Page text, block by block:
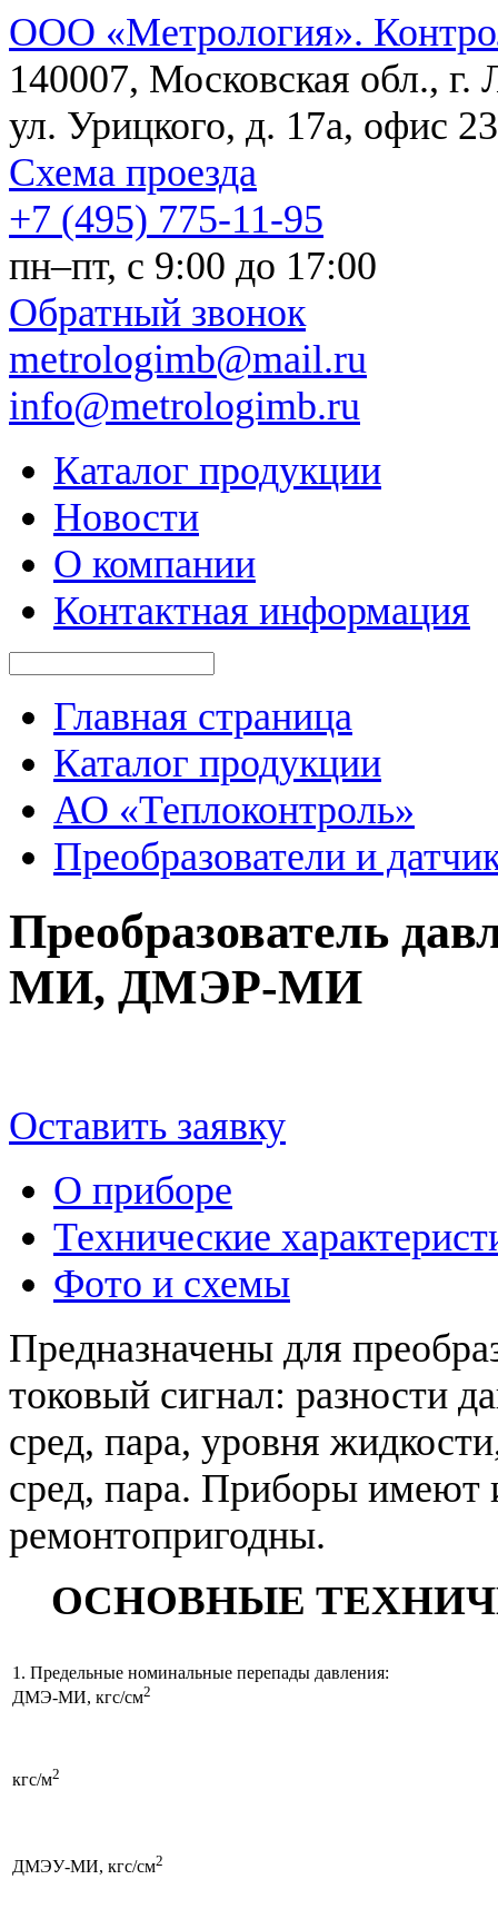
ООО «Метрология».
140007, Московская обл.,
ул. Урицкого, д. 17а, офис
Схема проезда
+7 (495) 775-11-95
пн–пт, c 9:00 до 17:00
Обратный звонок
metrologimb@mail.ru
info@metrologimb.ru
Каталог продукции
Новости
О компании
Контактная информация
Главная страница
Каталог продукции
АО «Теплоконтроль»
Преобразователи и
Преобразователь
МИ, ДМЭР-МИ
Оставить заявку
О приборе
Технические
Фото и схемы
Предназначены для
токовый сигнал: разности
сред, пара, уровня
сред, пара. Приборы
ремонтопригодны.
ОСНОВНЫЕ
1. Предельные номинальные перепады давления:
ДМЭ-МИ, кгс/см2
кгс/м2
ДМЭУ-МИ, кгс/см2